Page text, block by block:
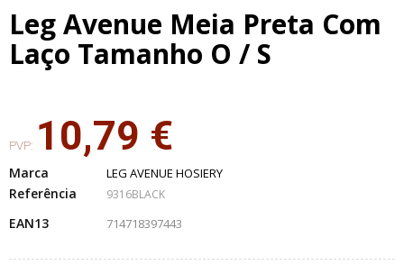
Leg Avenue Meia Preta Com
Laço Tamanho O / S
PVP: 10,79 €
Marca LEG AVENUE HOSIERY
Referência 9316BLACK
EAN13 714718397443